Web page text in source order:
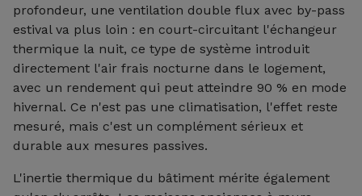
profondeur, une ventilation double flux avec by-pass
estival va plus loin : en court-circuitant l'échangeur
thermique la nuit, ce type de système introduit
directement l'air frais nocturne dans le logement,
avec un rendement qui peut atteindre 90 % en mode
hivernal. Ce n'est pas une climatisation, l'effet reste
mesuré, mais c'est un complément sérieux et
durable aux mesures passives.
L'inertie thermique du bâtiment mérite également